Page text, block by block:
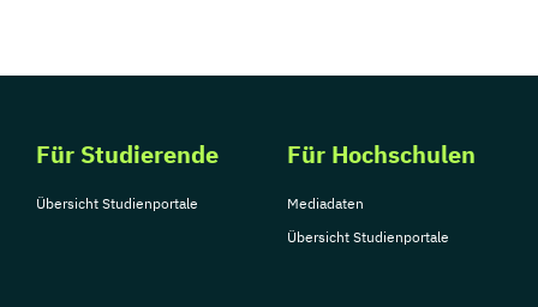
Für Studierende
Übersicht Studienportale
Für Hochschulen
Mediadaten
Übersicht Studienportale